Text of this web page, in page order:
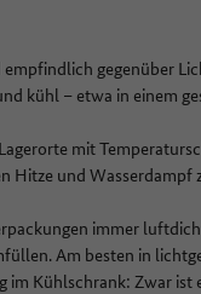
gegenüber
kühl – etwa in einem
mit
Hitze und Wasserdampf
immer
Am besten in
im Kühlschrank: Zwar